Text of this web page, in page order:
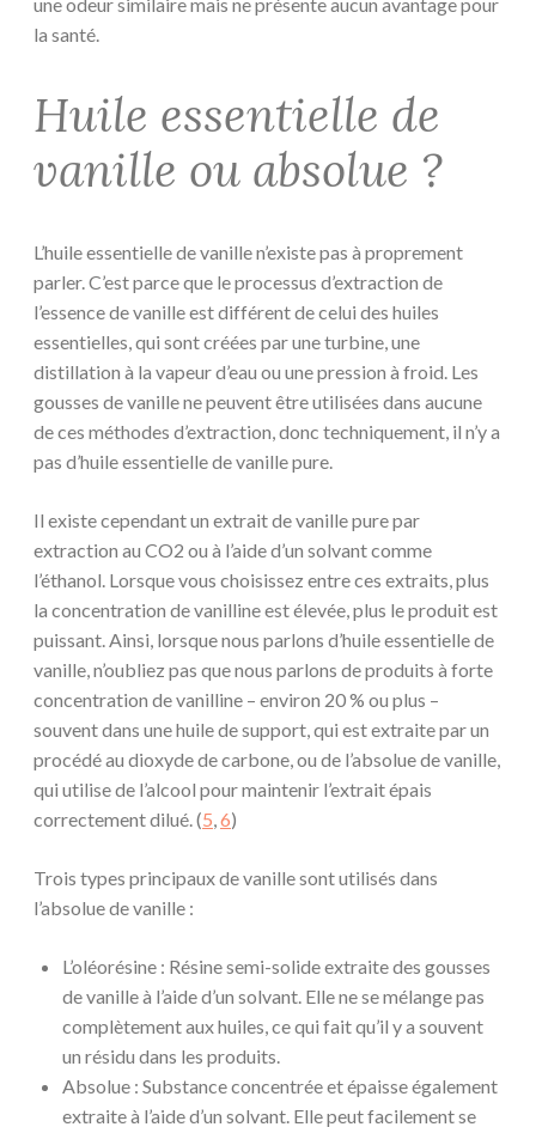
la santé.
Huile essentielle de
vanille ou absolue ?
L’huile essentielle de vanille n’existe pas à proprement
parler. C’est parce que le processus d’extraction de
l’essence de vanille est différent de celui des huiles
essentielles, qui sont créées par une turbine, une
distillation à la vapeur d’eau ou une pression à froid. Les
gousses de vanille ne peuvent être utilisées dans aucune
de ces méthodes d’extraction, donc techniquement, il n’y a
pas d’huile essentielle de vanille pure.
Il existe cependant un extrait de vanille pure par
extraction au CO2 ou à l’aide d’un solvant comme
l’éthanol. Lorsque vous choisissez entre ces extraits, plus
la concentration de vanilline est élevée, plus le produit est
puissant. Ainsi, lorsque nous parlons d’huile essentielle de
vanille, n’oubliez pas que nous parlons de produits à forte
concentration de vanilline – environ 20 % ou plus –
souvent dans une huile de support, qui est extraite par un
procédé au dioxyde de carbone, ou de l’absolue de vanille,
qui utilise de l’alcool pour maintenir l’extrait épais
correctement dilué. (5 6)
Trois types principaux de vanille sont utilisés dans
l’absolue de vanille :
L’oléorésine : Résine semi-solide extraite des gousses
de vanille à l’aide d’un solvant. Elle ne se mélange pas
complètement aux huiles, ce qui fait qu’il y a souvent
un résidu dans les produits.
Absolue : Substance concentrée et épaisse également
extraite à l’aide d’un solvant. Elle peut facilement se